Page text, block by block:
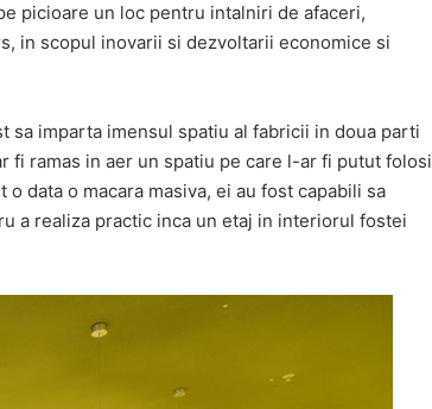
picioare un loc pentru intalniri de afaceri,
in scopul inovarii si dezvoltarii economice si
sa imparta imensul spatiu al fabricii in doua parti
fi ramas in aer un spatiu pe care l-ar fi putut folosi
data o macara masiva, ei au fost capabili sa
a realiza practic inca un etaj in interiorul fostei